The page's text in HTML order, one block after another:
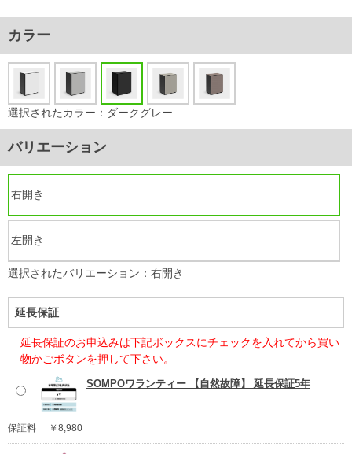
カラー
選択されたカラー：ダークグレー
バリエーション
右開き
左開き
選択されたバリエーション：右開き
延長保証
延長保証のお申込みは下記ボックスにチェックを入れてから買い
物かごボタンを押して下さい。
SOMPOワランティー 【自然故障】 延長保証5年
保証料 ￥8,980